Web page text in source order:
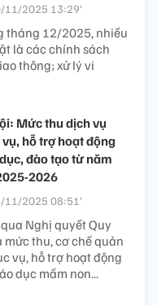
11/2025 13:29’
tháng 12/2025, nhiều
là các chính sách
thông; xử lý vi
Mức thu dịch vụ
hỗ trợ hoạt động
đào tạo từ năm
2026
11/2025 08:51’
Nghị quyết Quy
thu, cơ chế quản
vụ, hỗ trợ hoạt động
dục mầm non...